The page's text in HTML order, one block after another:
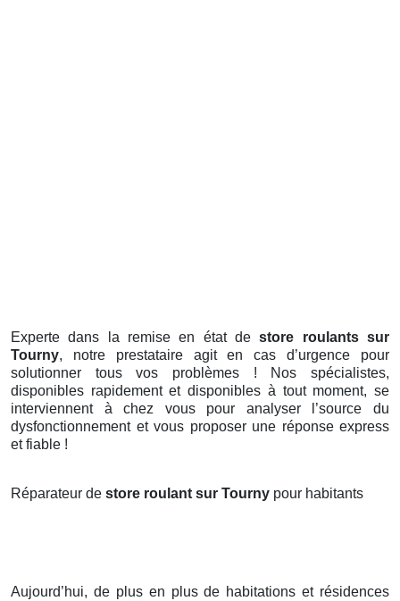
Experte dans la remise en état destore roulants sur
Tourny, notre prestataire agit en cas d’urgence pour
solutionner tous vos problèmes ! Nos spécialistes,
disponibles rapidement et disponibles à tout moment, se
interviennent à chez vous pour analyser l’source du
dysfonctionnement et vous proposer une réponse express
et fiable !
Réparateur de store roulant sur Tourny pour habitants
Aujourd’hui, de plus en plus de habitations et résidences